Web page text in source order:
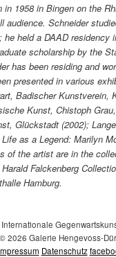
in 1958 in Bingen on the
audience. Schneider
held a DAAD residency
scholarship by the
has been residing and
presented in various
Badischer Kunstverein,
Kunst, Chistoph
Glückstadt (2002);
as a Legend: Marilyn
of the artist are in the
Falckenberg
Hamburg.
Internationale
2026 Galerie Hengevoss-
Datenschutz